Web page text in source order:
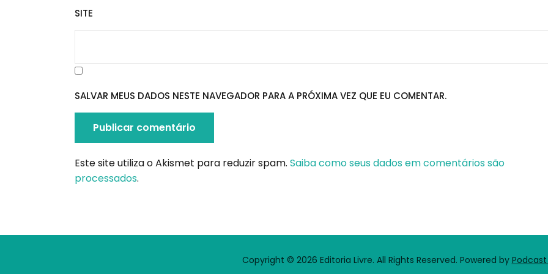
SITE
SALVAR MEUS DADOS NESTE NAVEGADOR PARA A PRÓXIMA VEZ QUE EU COMENTAR.
Este site utiliza o Akismet para reduzir spam. Saiba como seus dados em comentários são
processados.
Copyright © 2026 Editoria Livre. All Rights Reserved. Powered by